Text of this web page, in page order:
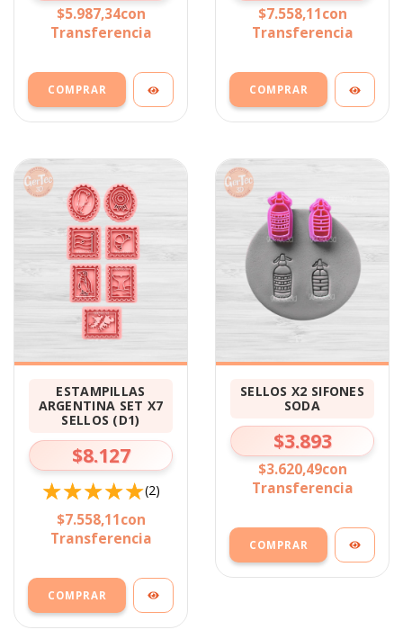
$5.987,34con
Transferencia
$7.558,11con
Transferencia
ESTAMPILLAS
ARGENTINA SET X7
SELLOS (D1)
$8.127
(2)
$7.558,11con
Transferencia
SELLOS X2 SIFONES
SODA
$3.893
$3.620,49con
Transferencia